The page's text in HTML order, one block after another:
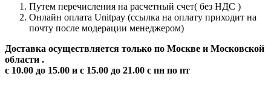
Путем перечисления на расчетный счет( без НДС )
Онлайн оплата Unitpay (ссылка на оплату приходит на
почту после модерации менеджером)
Доставка осуществляется только по Москве и Московской
области .
с 10.00 до 15.00 и с 15.00 до 21.00 с пн по пт